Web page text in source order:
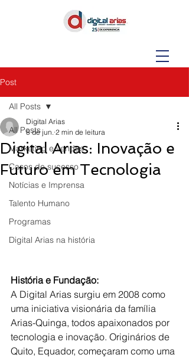
Post
All Posts
Marketing e vendas
Casos de sucesso
Notícias e Imprensa
Talento Humano
Programas
Digital Arias na história
All Posts
Digital Arias: Inovação e
Futuro em Tecnologia
Digital Arias
8 de jun. 2 min de leitura
História e Fundação:
A Digital Arias surgiu em 2008 como
uma iniciativa visionária da família
Arias-Quinga, todos apaixonados por
tecnologia e inovação. Originários de
Quito, Equador, começaram como uma